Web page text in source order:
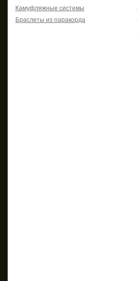
Камуфляжные системы
Браслеты из паракорда